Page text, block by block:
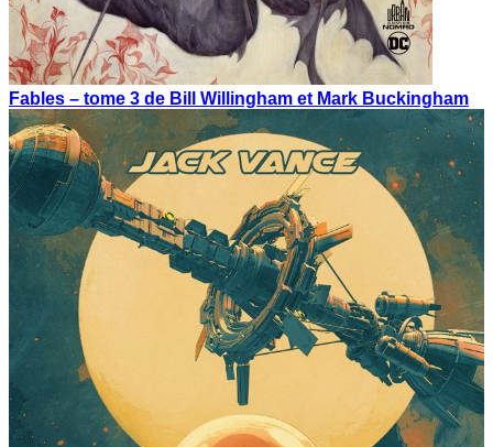
Fables – tome 3 de Bill Willingham et Mark Buckingham